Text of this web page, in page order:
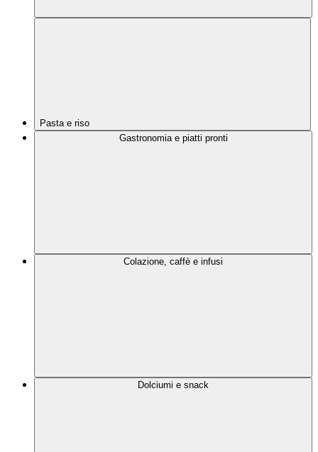
Pasta e riso
Gastronomia e piatti pronti
Colazione, caffè e infusi
Dolciumi e snack